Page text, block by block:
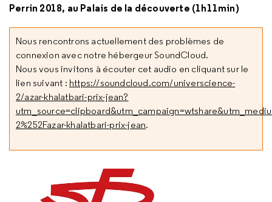
Perrin 2018, au Palais de la découverte (1h11min)
Nous rencontrons actuellement des problèmes de
connexion avec notre hébergeur SoundCloud.
Nous vous invitons à écouter cet audio en cliquant sur le
lien suivant : https://soundcloud.com/universcience-
2/azar-khalatbari-prix-jean?
2%252Fazar-khalatbari-prix-jean.